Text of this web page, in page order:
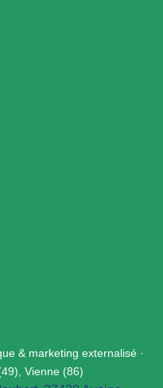
& marketing externalisé ·
Vienne (86)